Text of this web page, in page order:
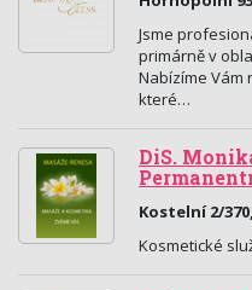
Jsme
primárně v
Nabízíme Vám
které…
DiS.
Kostelní 2/
Kosmetické